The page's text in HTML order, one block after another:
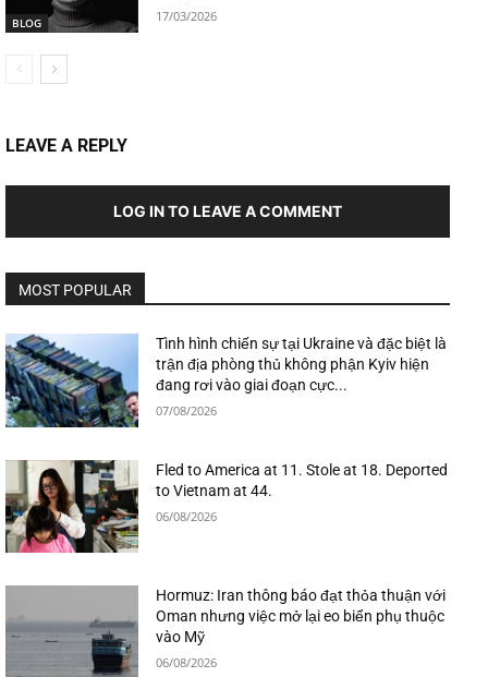
BLOG 17/03/2026
LEAVE A REPLY
LOG IN TO LEAVE A COMMENT
MOST POPULAR
Tình hình chiến sự tại Ukraine và đặc biệt là
trận địa phòng thủ không phận Kyiv hiện
đang rơi vào giai đoạn cực...
07/08/2026
Fled to America at 11. Stole at 18. Deported
to Vietnam at 44.
06/08/2026
Hormuz: Iran thông báo đạt thỏa thuận với
Oman nhưng việc mở lại eo biển phụ thuộc
vào Mỹ
06/08/2026